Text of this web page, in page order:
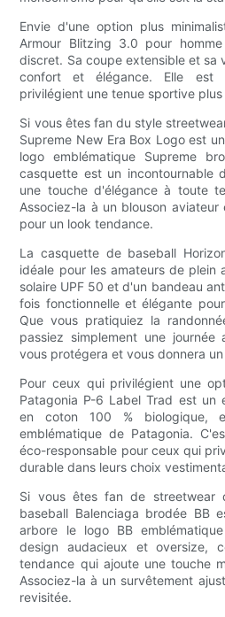
Envie d'une option plus
Armour Blitzing 3.0 pour
discret. Sa coupe extensible et sa
confort et élégance. Elle est
privilégient une tenue sportive
Si vous êtes fan du style
Supreme New Era Box Logo est
logo emblématique Supreme
casquette est un incontournable
une touche d'élégance à toute
Associez-la à un blouson
pour un look tendance.
La casquette de baseball
idéale pour les amateurs de plein
solaire UPF 50 et d'un bandeau
fois fonctionnelle et élégante
Que vous pratiquiez la
passiez simplement une
vous protégera et vous donnera
Pour ceux qui privilégient une
Patagonia P-6 Label Trad est un
en coton 100 % biologique,
emblématique de Patagonia.
éco-responsable pour ceux qui
durable dans leurs choix
Si vous êtes fan de streetwear
baseball Balenciaga brodée BB
arbore le logo BB
design audacieux et oversize,
tendance qui ajoute une touche
Associez-la à un survêtement
revisitée.